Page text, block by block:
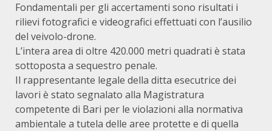
Fondamentali per gli accertamenti sono risultati i
rilievi fotografici e videografici effettuati con l’ausilio
del veivolo-drone.
L’intera area di oltre 420.000 metri quadrati è stata
sottoposta a sequestro penale.
Il rappresentante legale della ditta esecutrice dei
lavori è stato segnalato alla Magistratura
competente di Bari per le violazioni alla normativa
ambientale a tutela delle aree protette e di quella